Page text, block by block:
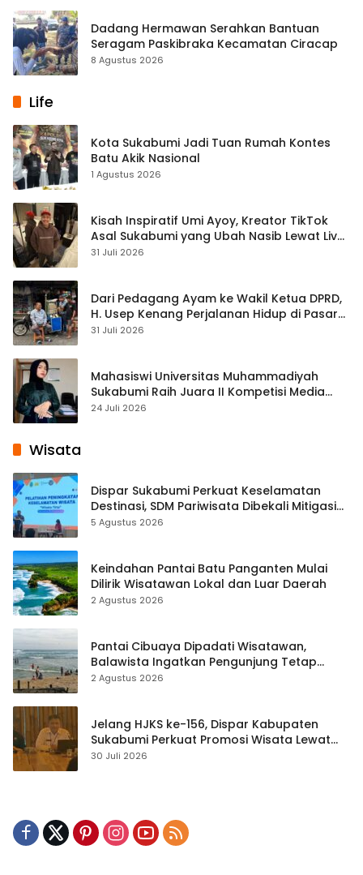
Dadang Hermawan Serahkan Bantuan
Seragam Paskibraka Kecamatan Ciracap
8 Agustus 2026
Life
Kota Sukabumi Jadi Tuan Rumah Kontes
Batu Akik Nasional
1 Agustus 2026
Kisah Inspiratif Umi Ayoy, Kreator TikTok
Asal Sukabumi yang Ubah Nasib Lewat Live
Streaming
31 Juli 2026
Dari Pedagang Ayam ke Wakil Ketua DPRD,
H. Usep Kenang Perjalanan Hidup di Pasar
Cisaat
31 Juli 2026
Mahasiswi Universitas Muhammadiyah
Sukabumi Raih Juara II Kompetisi Media
Pembelajaran Digital Tingkat Internasional
24 Juli 2026
Wisata
Dispar Sukabumi Perkuat Keselamatan
Destinasi, SDM Pariwisata Dibekali Mitigasi
hingga Teknik Evakuasi
5 Agustus 2026
Keindahan Pantai Batu Panganten Mulai
Dilirik Wisatawan Lokal dan Luar Daerah
2 Agustus 2026
Pantai Cibuaya Dipadati Wisatawan,
Balawista Ingatkan Pengunjung Tetap
Waspada
2 Agustus 2026
Jelang HJKS ke-156, Dispar Kabupaten
Sukabumi Perkuat Promosi Wisata Lewat
Publikasi Digital
30 Juli 2026